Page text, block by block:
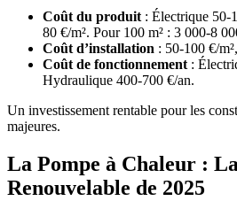
Coût du produit : Électrique 50-
80 €/m². Pour 100 m² : 3 000-8
Coût d’installation : 50-100 €/
Coût de fonctionnement :
Hydraulique 400-700 €/an.
Un investissement rentable pour les
majeures.
La Pompe à Chaleur :
Renouvelable de 2025